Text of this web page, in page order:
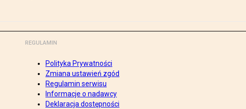
REGULAMIN
Polityka Prywatności
Zmiana ustawień zgód
Regulamin serwisu
Informacje o nadawcy
Deklaracja dostępności